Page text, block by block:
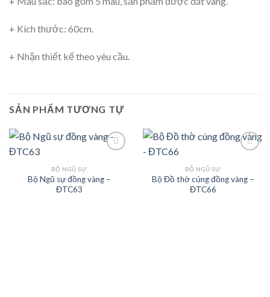
+ Kích thước: 60cm.
+ Nhận thiết kế theo yêu cầu.
SẢN PHẨM TƯƠNG TỰ
Add to
BỘ NGŨ SỰ
Bộ Ngũ sự đồng vàng –
ĐTC63
Add to
BỘ NGŨ SỰ
Bộ Đồ thờ cúng đồng vàng –
ĐTC66